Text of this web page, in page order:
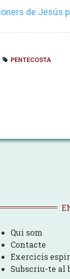
de
PENTECOSTA
Qui som
Contacte
Exercicis
Subscriu-te al